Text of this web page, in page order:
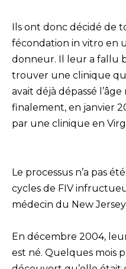
Ils ont donc décidé de
fécondation in vitro en
donneur. Il leur a fallu
trouver une clinique
avait déjà dépassé
finalement, en janvier
par une clinique en
Le processus n’a pas
cycles de FIV
médecin du New
En décembre 2004,
est né. Quelques mois